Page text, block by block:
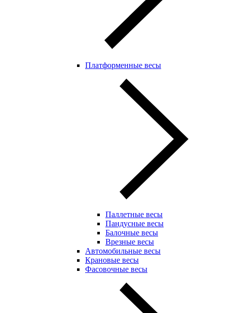
Платформенные весы
Паллетные весы
Пандусные весы
Балочные весы
Врезные весы
Автомобильные весы
Крановые весы
Фасовочные весы